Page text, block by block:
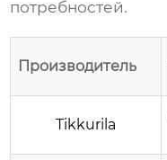
потребностей.
Производитель
Tikkurila